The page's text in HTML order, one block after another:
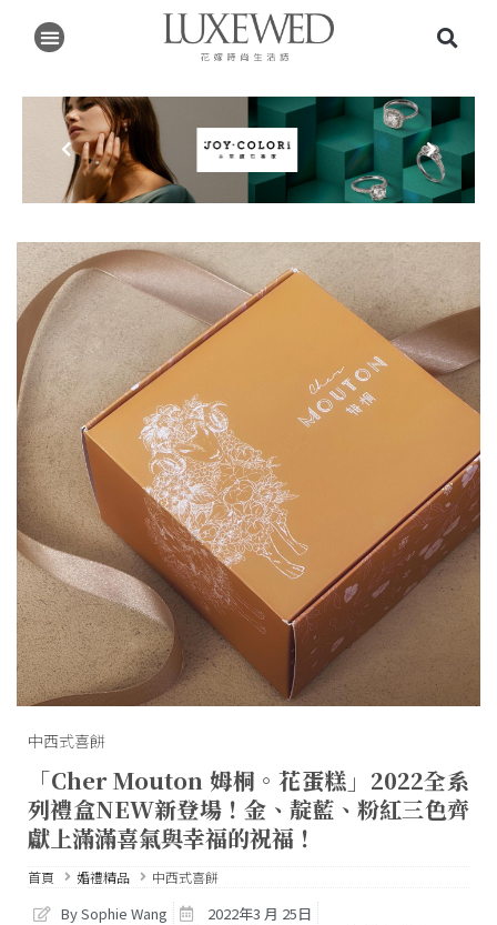
中西式喜餅
「Cher Mouton 姆桐。花蛋糕」2022全系
列禮盒NEW新登場！金、靛藍、粉紅三色齊
獻上滿滿喜氣與幸福的祝福！
首頁 婚禮精品 中西式喜餅
By Sophie Wang
2022年3 月 25日